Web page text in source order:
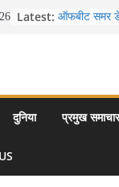
Latest: ऑफबीट समर
से लद्दाख तक
उत्तर प्रदेश के
दुनिया प्रमुख समाचार